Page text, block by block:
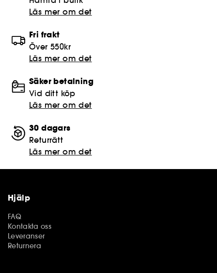
Läs mer om det
Fri frakt
Över 550kr
Läs mer om det
Säker betalning
Vid ditt köp
Läs mer om det
30 dagars
Returrätt
Läs mer om det
Hjälp
FAQ
Kontakta oss
Leveranser
Returnera